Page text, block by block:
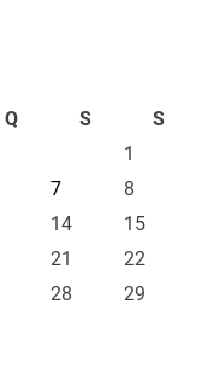
Q S
S
1
7
8
14
15
21
22
28
29